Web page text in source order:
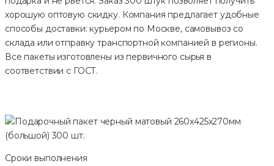
хорошую оптовую скидку. Компания предлагает удобные
способы доставки: курьером по Москве, самовывоз со
склада или отправку транспортной компанией в регионы.
Все пакеты изготовлены из первичного сырья в
соответствии с ГОСТ.
Сроки выполнения